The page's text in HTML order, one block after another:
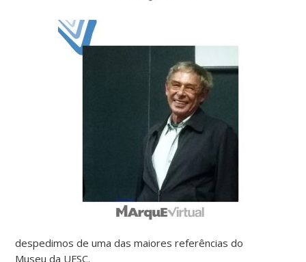
despedimos de uma das maiores referências do
Museu da UFSC.